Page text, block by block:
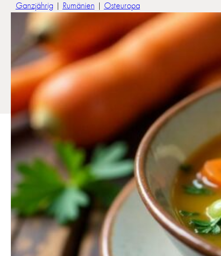
Ganzjährig | Rumänien | Osteuropa